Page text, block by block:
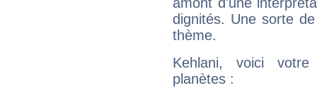
amont d'une
dignités. Une sorte
thème.
Kehlani, voici
planètes :